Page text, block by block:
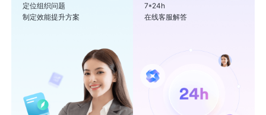
定位组织问题
制定效能提升方案
7*24h
在线客服解答